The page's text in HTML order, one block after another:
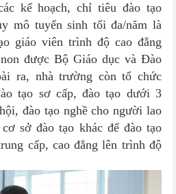
kế hoạch, chỉ tiêu đào tạo
mô tuyển sinh tối đa/năm là
giáo viên trình độ cao đẳng
được Bộ Giáo dục và Đào
ra, nhà trường còn tổ chức
tạo sơ cấp, đào tạo dưới 3
đào tạo nghề cho người lao
sở đào tạo khác để đào tạo
cấp, cao đẳng lên trình độ